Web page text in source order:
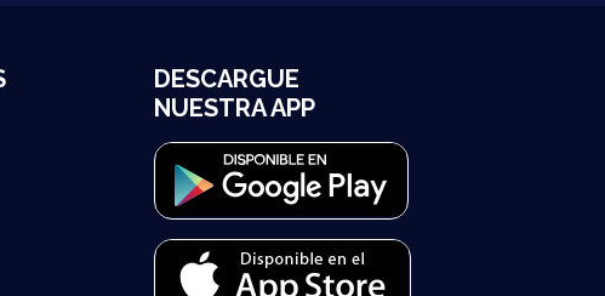
DESCARGUE
NUESTRA APP